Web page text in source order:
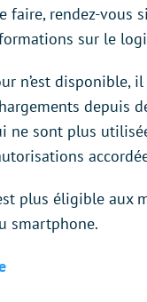
faire, rendez-vous
sur le
n’est disponible,
depuis
ne sont plus
plus éligible aux
smartphone.